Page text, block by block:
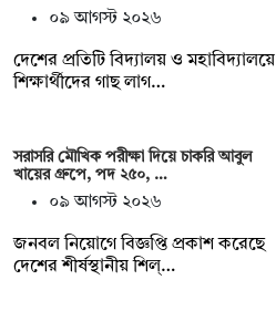
০৯ আগস্ট ২০২৬
দেশের প্রতিটি বিদ্যালয় ও মহাবিদ্যালয়ে
শিক্ষার্থীদের গাছ লাগ…
সরাসরি মৌখিক পরীক্ষা দিয়ে চাকরি আবুল
খায়ের গ্রুপে, পদ ২৫০, …
০৯ আগস্ট ২০২৬
জনবল নিয়োগে বিজ্ঞপ্তি প্রকাশ করেছে
দেশের শীর্ষস্থানীয় শিল্…